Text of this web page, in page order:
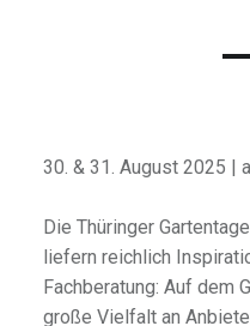
30. & 31. August 2025 |
Die Thüringer
liefern reichlich
Fachberatung: Auf dem
große Vielfalt an